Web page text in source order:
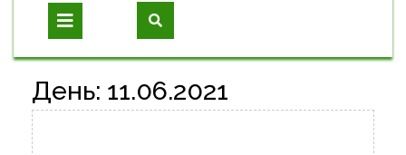
Open
Button
День: 11.06.2021